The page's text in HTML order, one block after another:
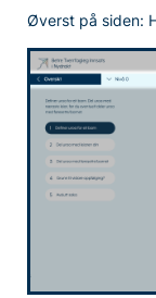
Øverst på siden: